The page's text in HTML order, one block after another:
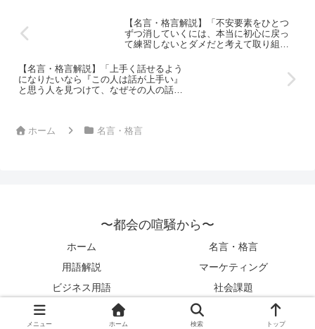
【名言・格言解説】「不安要素をひとつ
ずつ消していくには、本当に初心に戻っ
て練習しないとダメだと考えて取り組ん
られる教訓
【名言・格言解説】「上手く話せるよう
になりたいなら『この人は話が上手い』
と思う人を見つけて、なぜその人の話が
ホーム
名言・格言
〜都会の喧騒から〜
ホーム
名言・格言
用語解説
マーケティング
ビジネス用語
社会課題
© 2022 〜都会の喧騒から〜.
メニュー ホーム 検索 トップ